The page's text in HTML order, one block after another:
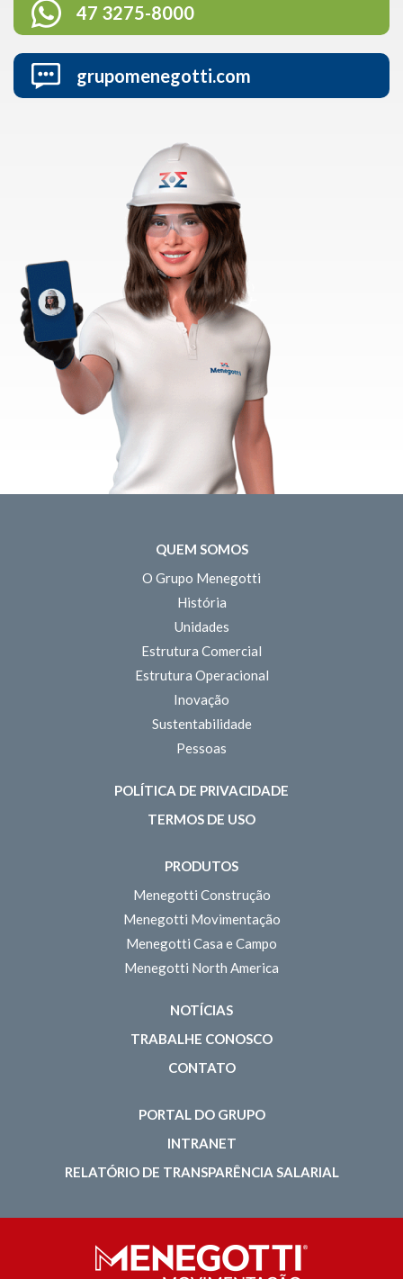
47 3275-8000
grupomenegotti.com
QUEM SOMOS
O Grupo Menegotti
História
Unidades
Estrutura Comercial
Estrutura Operacional
Inovação
Sustentabilidade
Pessoas
POLÍTICA DE PRIVACIDADE
TERMOS DE USO
PRODUTOS
Menegotti Construção
Menegotti Movimentação
Menegotti Casa e Campo
Menegotti North America
NOTÍCIAS
TRABALHE CONOSCO
CONTATO
PORTAL DO GRUPO
INTRANET
RELATÓRIO DE TRANSPARÊNCIA SALARIAL